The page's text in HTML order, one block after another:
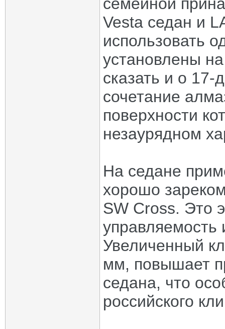
семейной
Vesta седан и
использовать
установлены
сказать и о
сочетание
поверхности
незаурядном
На седане
хорошо
SW Cross. Это
управляемость
Увеличенный
мм, повышает
седана, что
российского